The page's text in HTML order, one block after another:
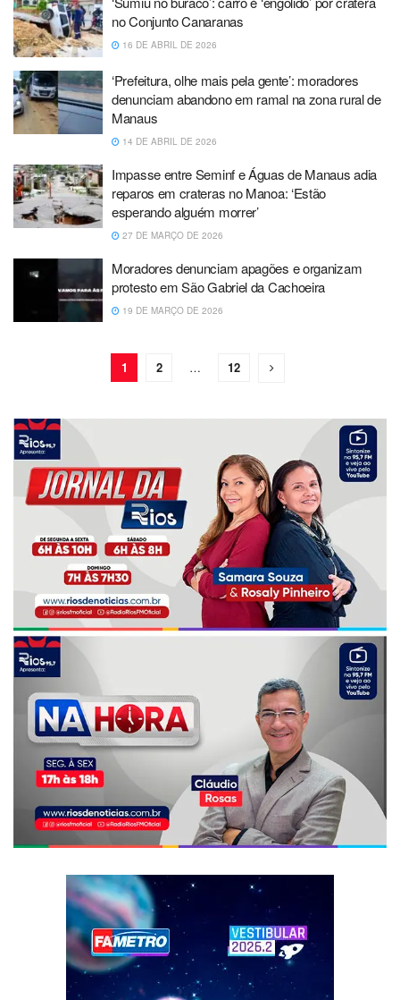
no Conjunto Canaranas
16 DE ABRIL DE 2026
‘Prefeitura, olhe mais pela gente’: moradores
denunciam abandono em ramal na zona rural de
Manaus
14 DE ABRIL DE 2026
Impasse entre Seminf e Águas de Manaus adia
reparos em crateras no Manoa: ‘Estão
esperando alguém morrer’
27 DE MARÇO DE 2026
Moradores denunciam apagões e organizam
protesto em São Gabriel da Cachoeira
19 DE MARÇO DE 2026
1 2 … 12